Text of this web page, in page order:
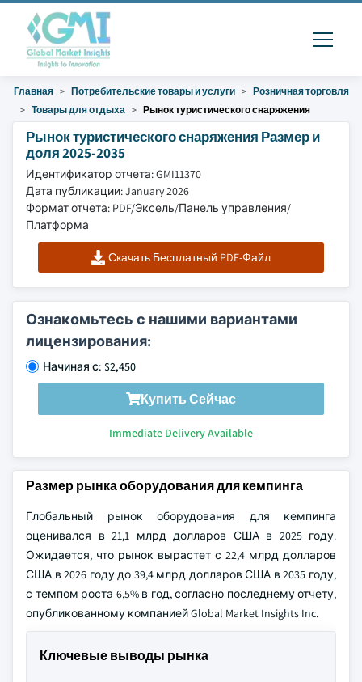
Главная Потребительские товары и услуги
Розничная торговля
Товары для отдыха
Рынок туристического снаряжения
Рынок туристического снаряжения Размер и
доля 2025-2035
Идентификатор отчета: GMI11370
Дата публикации: January 2026
Формат отчета: PDF/Эксель/Панель управления/
Платформа
Скачать Бесплатный PDF-Файл
Ознакомьтесь с нашими вариантами
лицензирования:
Начиная с: $2,450
Купить Сейчас
Immediate Delivery Available
Размер рынка оборудования для кемпинга
Глобальный рынок оборудования для кемпинга
оценивался в 21,1 млрд долларов США в 2025 году.
Ожидается, что рынок вырастет с 22,4 млрд долларов
США в 2026 году до 39,4 млрд долларов США в 2035 году,
с темпом роста 6,5% в год, согласно последнему отчету,
опубликованному компанией Global Market Insights Inc.
Ключевые выводы рынка